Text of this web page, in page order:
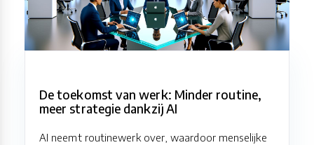
De toekomst van werk: Minder routine,
meer strategie dankzij AI
AI neemt routinewerk over, waardoor menselijke